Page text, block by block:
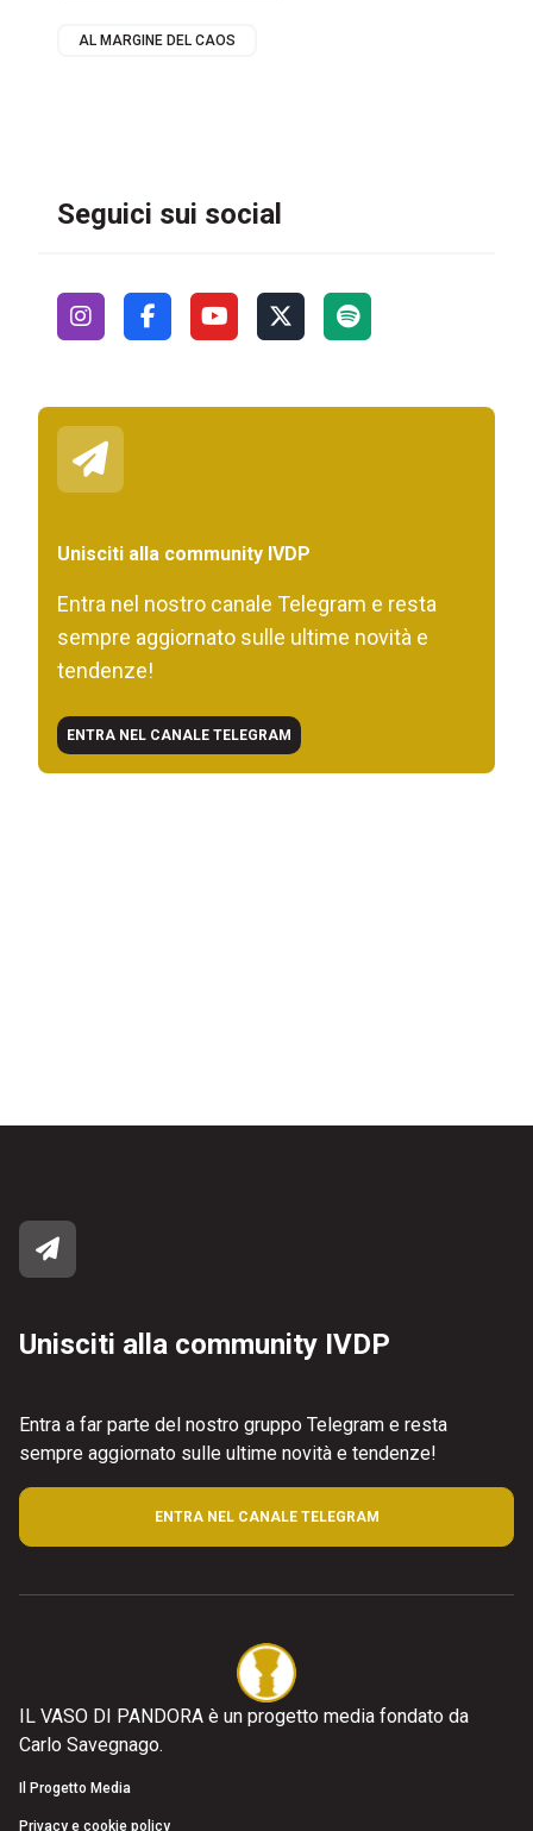
AL MARGINE DEL CAOS
Seguici sui social
Unisciti alla community IVDP
Entra nel nostro canale Telegram e resta
sempre aggiornato sulle ultime novità e
tendenze!
ENTRA NEL CANALE TELEGRAM
Unisciti alla community IVDP
Entra a far parte del nostro gruppo Telegram e resta
sempre aggiornato sulle ultime novità e tendenze!
ENTRA NEL CANALE TELEGRAM
IL VASO DI PANDORA è un progetto media fondato da
Carlo Savegnago.
Il Progetto Media
Privacy e cookie policy